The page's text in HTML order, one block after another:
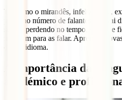
Tal como o mirandês, infelizmente,
pequeno número de falantes que vai
se vão perdendo no tempo, sem que
ninguém para as falar. Aprender
de um idioma.
A importância das
académico e